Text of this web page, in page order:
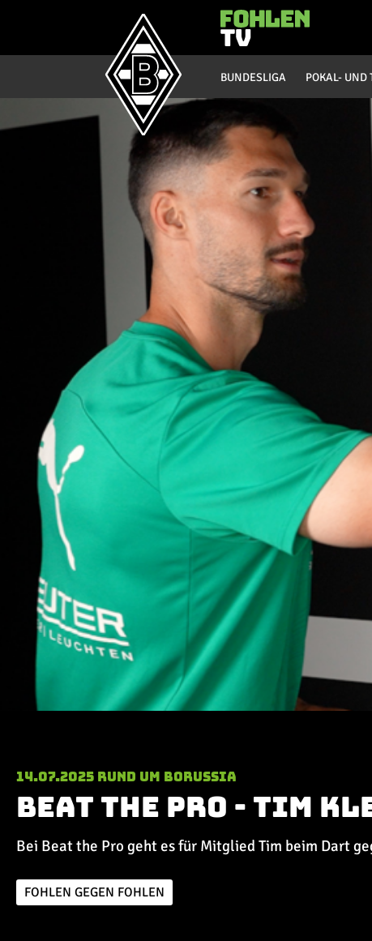
BUNDESLIGA POKAL- UND
Saison 20/21
Saison 19/20
Saison 18/19
Saison 17/18
Saison 16/17
Saison 15/16
Saison 14/15
Saison 13/14
Saison 12/13
Saison 11/12
14.07.2025 Rund um Borussia
Beat the Pro - Tim
Bei Beat the Pro geht es für Mitglied Tim beim Dart
FOHLEN GEGEN FOHLEN